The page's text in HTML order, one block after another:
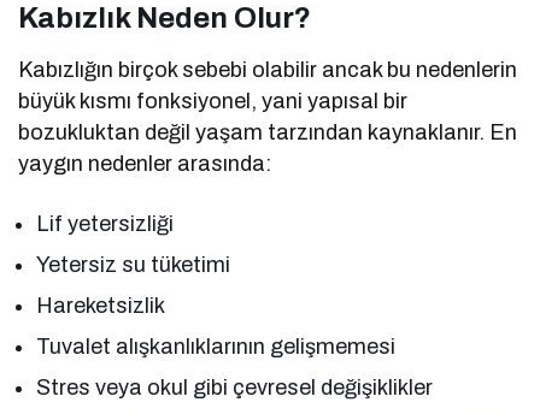
Kabızlık Neden Olur?
Kabızlığın birçok sebebi olabilir ancak bu nedenlerin
büyük kısmı fonksiyonel, yani yapısal bir
bozukluktan değil yaşam tarzından kaynaklanır. En
yaygın nedenler arasında:
Lif yetersizliği
Yetersiz su tüketimi
Hareketsizlik
Tuvalet alışkanlıklarının gelişmemesi
Stres veya okul gibi çevresel değişiklikler